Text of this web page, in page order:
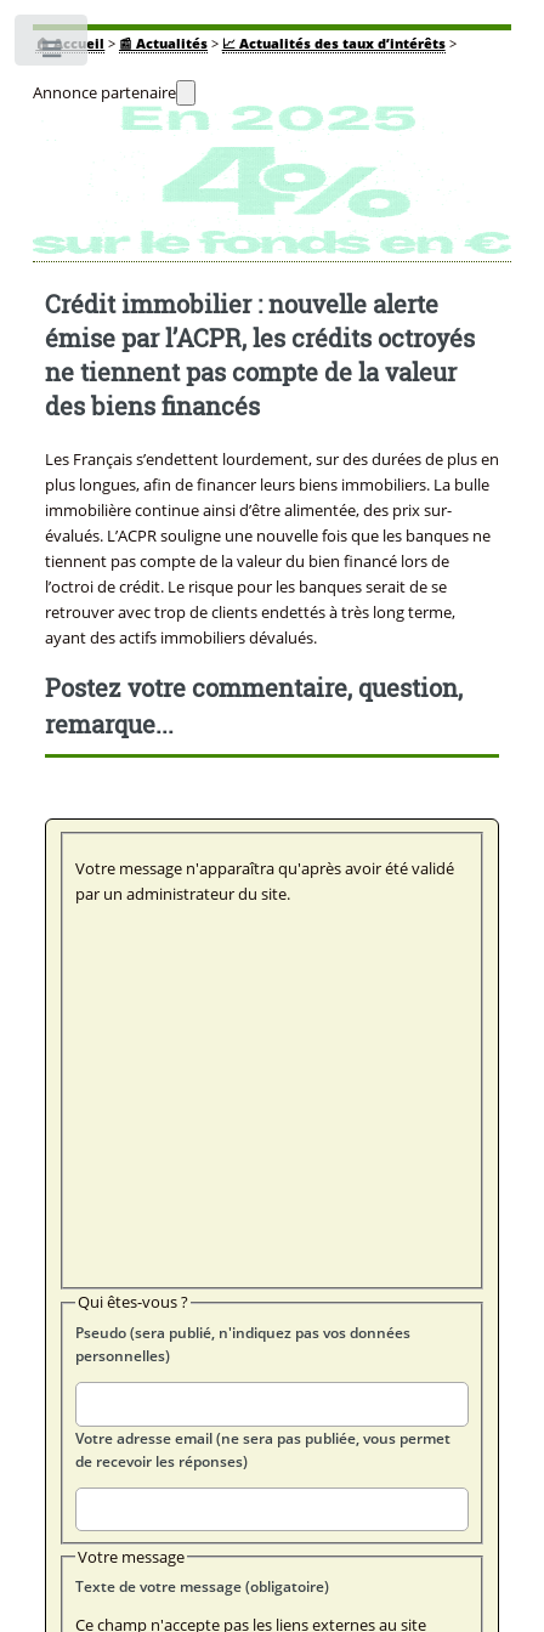
🏠Accueil > 📰 Actualités> 📈 Actualités des taux d’intérêts>
Annonce partenaire
Crédit immobilier : nouvelle alerte
émise par l’ACPR, les crédits octroyés
ne tiennent pas compte de la valeur
des biens financés
Les Français s’endettent lourdement, sur des durées de plus en
plus longues, afin de financer leurs biens immobiliers. La bulle
immobilière continue ainsi d’être alimentée, des prix sur-
évalués. L’ACPR souligne une nouvelle fois que les banques ne
tiennent pas compte de la valeur du bien financé lors de
l’octroi de crédit. Le risque pour les banques serait de se
retrouver avec trop de clients endettés à très long terme,
ayant des actifs immobiliers dévalués.
Postez votre commentaire, question,
remarque...
Votre message n'apparaîtra qu'après avoir été validé
par un administrateur du site.
Qui êtes-vous ?
Pseudo (sera publié, n'indiquez pas vos données
personnelles)
Votre adresse email (ne sera pas publiée, vous permet
de recevoir les réponses)
Votre message
Texte de votre message (obligatoire)
Ce champ n'accepte pas les liens externes au site
Toggle